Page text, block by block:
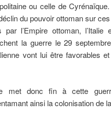
ou celle de
du pouvoir ottoman sur
par l’Empire ottoman,
la guerre le 29
vont lui être favorables
met donc fin à cette
ainsi la colonisation de